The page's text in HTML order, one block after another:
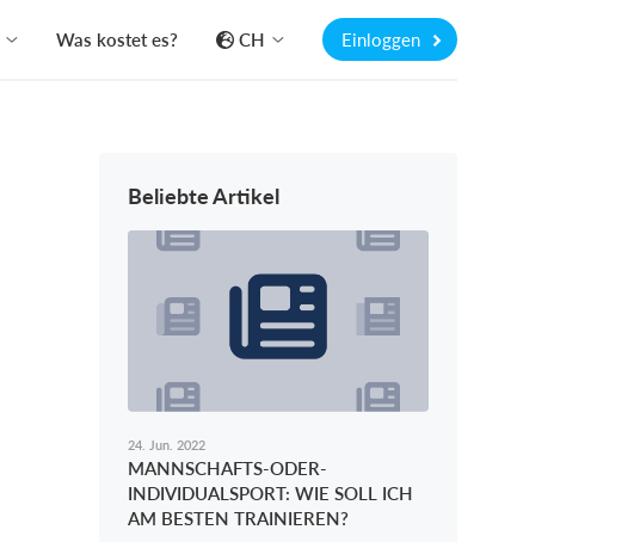
Was kostet es? CH Einloggen
Beliebte Artikel
24. Jun. 2022
MANNSCHAFTS-ODER-
INDIVIDUALSPORT: WIE SOLL ICH
AM BESTEN TRAINIEREN?